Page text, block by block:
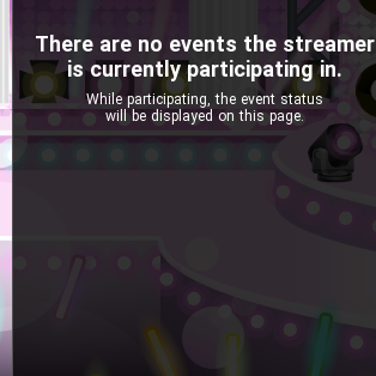
There are no events the streamer
is currently participating in.
While participating, the event status
will be displayed on this page.